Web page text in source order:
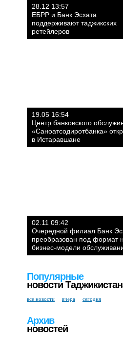
28.12 13:57
ЕБРР и Банк Эсхата
поддерживают таджикских
ретейлеров
19.05 16:54
Центр банковского
«Саноатсодиротбанка»
в Истаравшане
02.11 09:42
Очередной филиал Банк
преобразован под формат
бизнес-модели
Популярные
новости
все новости вчера сегодня
Архив
новостей